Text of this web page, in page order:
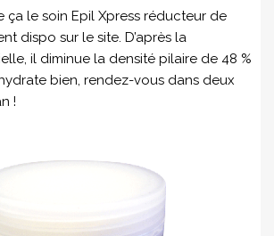
ça le soin Epil Xpress réducteur de
dispo sur le site. D’après la
il diminue la densité pilaire de 48 %
bien, rendez-vous dans deux
!